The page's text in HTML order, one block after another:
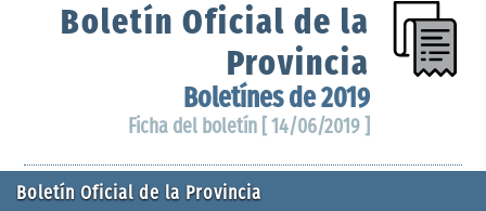
Boletín Oficial de la
Provincia
Boletínes de 2019
Ficha del boletín [ 14/06/2019 ]
Boletín Oficial de la Provincia